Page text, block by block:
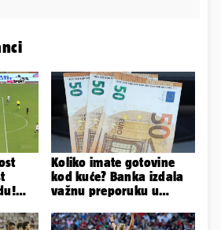
Koliko imate gotovine
kod kuće? Banka izdala
važnu preporuku u